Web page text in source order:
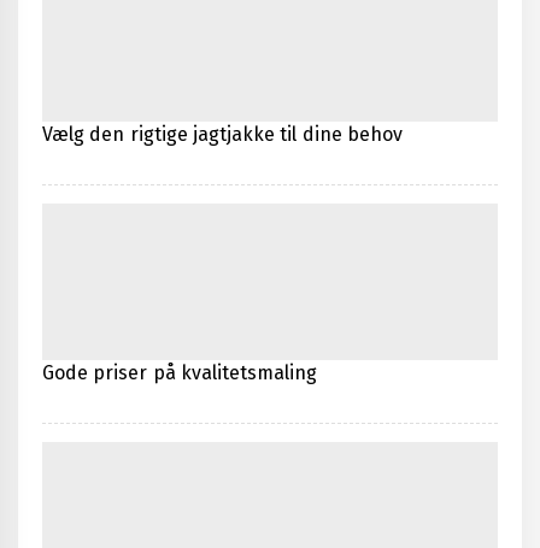
Vælg den rigtige jagtjakke til dine behov
Gode priser på kvalitetsmaling